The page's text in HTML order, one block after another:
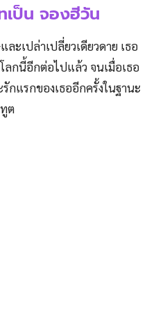
ป็น จองฮีวัน
ะเปล่าเปลี่ยวเดียวดาย เธอ
กนี้อีกต่อไปแล้ว จนเมื่อเธอ
แรกของเธออีกครั้งในฐานะ
ต